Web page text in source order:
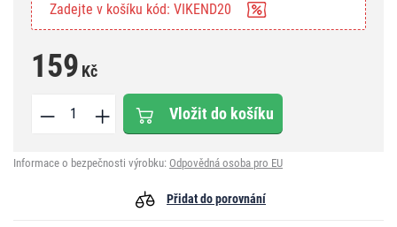
Zadejte v košíku kód: VIKEND20
159 Kč
Vložit do košíku
Informace o bezpečnosti výrobku: Odpovědná osoba pro EU
Přidat do porovnání